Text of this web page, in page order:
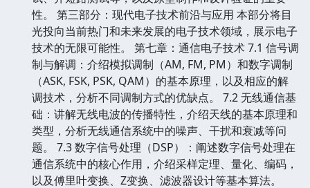
性。 第三部分：现代电子技术前沿与应用 本部分将目
光投向当前热门和未来发展的电子技术领域，展示电子
技术的无限可能性。 第七章：通信电子技术 7.1 信号调
制与解调：介绍模拟调制（AM, FM, PM）和数字调制
（ASK, FSK, PSK, QAM）的基本原理，以及相应的解
调技术，分析不同调制方式的优缺点。 7.2 无线通信基
础：讲解无线电波的传播特性，介绍天线的基本原理和
类型，分析无线通信系统中的噪声、干扰和衰减等问
题。 7.3 数字信号处理（DSP）：阐述数字信号处理在
通信系统中的核心作用，介绍采样定理、量化、编码，
以及傅里叶变换、Z变换、滤波器设计等基本算法。